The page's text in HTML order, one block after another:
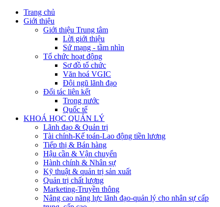
Trang chủ
Giới thiệu
Giới thiệu Trung tâm
Lời giới thiệu
Sứ mạng - tầm nhìn
Tổ chức hoạt động
Sơ đồ tổ chức
Văn hoá VGIC
Đội ngũ lãnh đạo
Đối tác liên kết
Trong nước
Quốc tế
KHOÁ HỌC QUẢN LÝ
Lãnh đạo & Quản trị
Tài chính-Kế toán-Lao động tiền lương
Tiếp thị & Bán hàng
Hậu cần & Vận chuyển
Hành chính & Nhân sự
Kỹ thuật & quản trị sản xuất
Quản trị chất lượng
Marketing-Truyền thông
Nâng cao năng lực lãnh đạo-quản lý cho nhân sự cấp